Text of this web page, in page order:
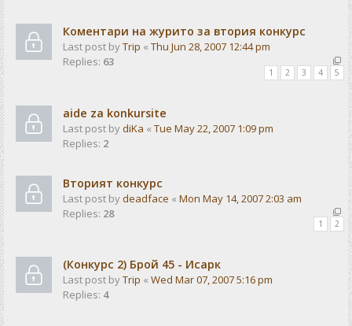
Коментари на журито за втория конкурс
Last post byTrip « Thu Jun 28, 2007 12:44 pm
Replies: 63
1 2 3 4 5
aide za konkursite
Last post bydiKa « Tue May 22, 2007 1:09 pm
Replies: 2
Вторият конкурс
Last post bydeadface « Mon May 14, 2007 2:03 am
Replies: 28
1 2
(Конкурс 2) Брой 45 - Исарк
Last post byTrip « Wed Mar 07, 2007 5:16 pm
Replies: 4